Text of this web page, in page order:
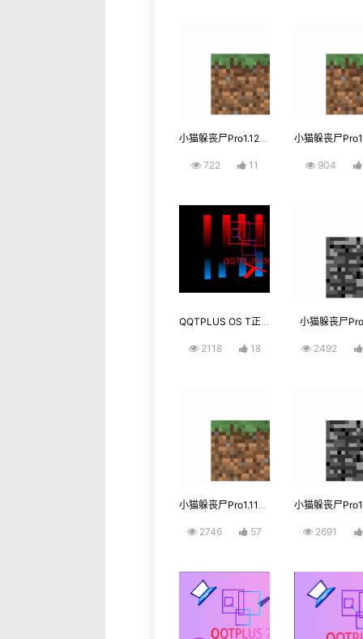
小猫躲丧尸Pro1.12-try-4
722 11 904
QQTPLUS OS T正式第一版（无密钥）
2118 18
小猫躲丧尸
2492
小猫躲丧尸Pro1.11-Try-1
2746 57 2691